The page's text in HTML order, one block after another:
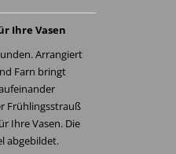
Ihre Vasen
Arrangiert
Farn bringt
Frühlingsstrauß
Ihre Vasen. Die
abgebildet.